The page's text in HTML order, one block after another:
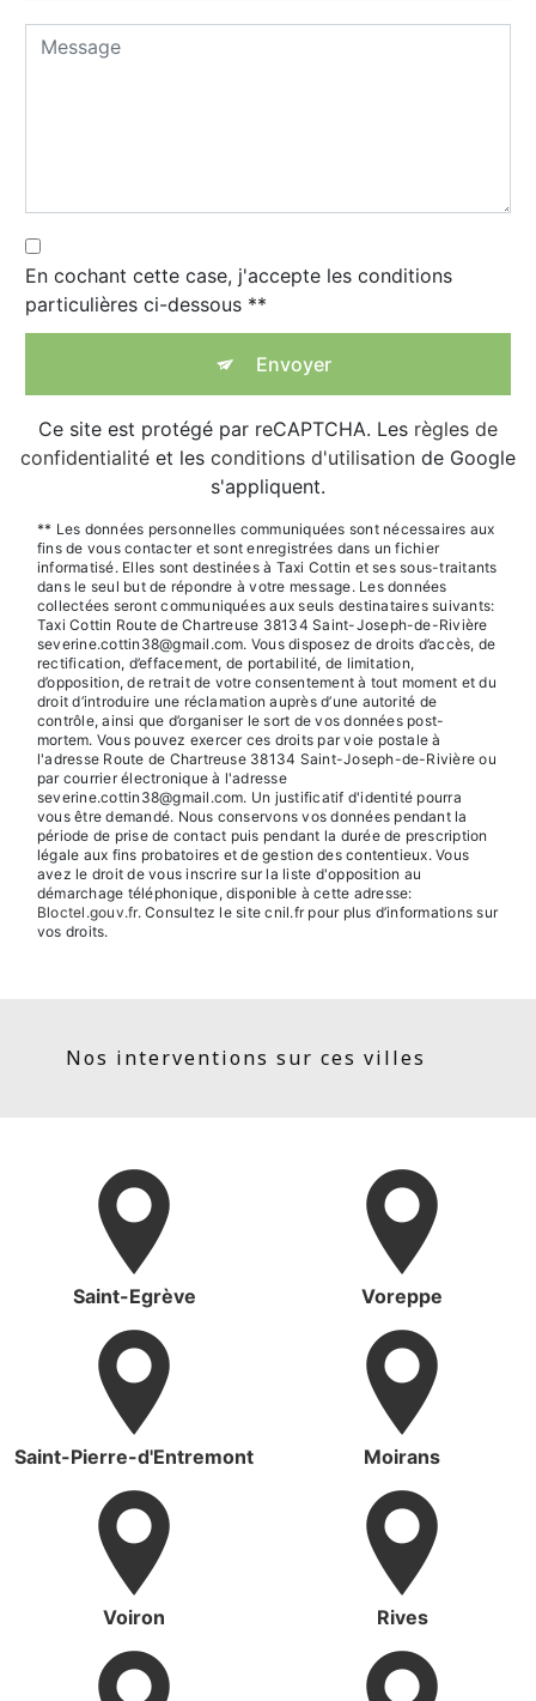
En cochant cette case, j'accepte les conditions
particulières ci-dessous **
Envoyer
Ce site est protégé par reCAPTCHA. Les règles de
confidentialité et les conditions d'utilisation de Google
s'appliquent.
** Les données personnelles communiquées sont nécessaires aux
fins de vous contacter et sont enregistrées dans un fichier
informatisé. Elles sont destinées à Taxi Cottin et ses sous-traitants
dans le seul but de répondre à votre message. Les données
collectées seront communiquées aux seuls destinataires suivants:
Taxi Cottin Route de Chartreuse 38134 Saint-Joseph-de-Rivière
severine.cottin38@gmail.com. Vous disposez de droits d’accès, de
rectification, d’effacement, de portabilité, de limitation,
d’opposition, de retrait de votre consentement à tout moment et du
droit d’introduire une réclamation auprès d’une autorité de
contrôle, ainsi que d’organiser le sort de vos données post-
mortem. Vous pouvez exercer ces droits par voie postale à
l'adresse Route de Chartreuse 38134 Saint-Joseph-de-Rivière ou
par courrier électronique à l'adresse
severine.cottin38@gmail.com. Un justificatif d'identité pourra
vous être demandé. Nous conservons vos données pendant la
période de prise de contact puis pendant la durée de prescription
légale aux fins probatoires et de gestion des contentieux. Vous
avez le droit de vous inscrire sur la liste d'opposition au
démarchage téléphonique, disponible à cette adresse:
Bloctel.gouv.fr. Consultez le site cnil.fr pour plus d’informations sur
vos droits.
Nos interventions sur ces villes
Saint-Egrève Voreppe
Saint-Pierre-d'Entremont Moirans
Voiron Rives